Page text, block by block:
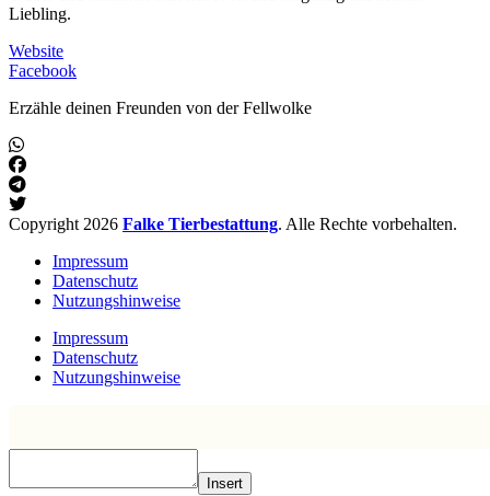
Liebling.
Website
Facebook
Erzähle deinen Freunden von der Fellwolke
Copyright 2026 Falke Tierbestattung. Alle Rechte vorbehalten.
Impressum
Datenschutz
Nutzungshinweise
Impressum
Datenschutz
Nutzungshinweise
Insert